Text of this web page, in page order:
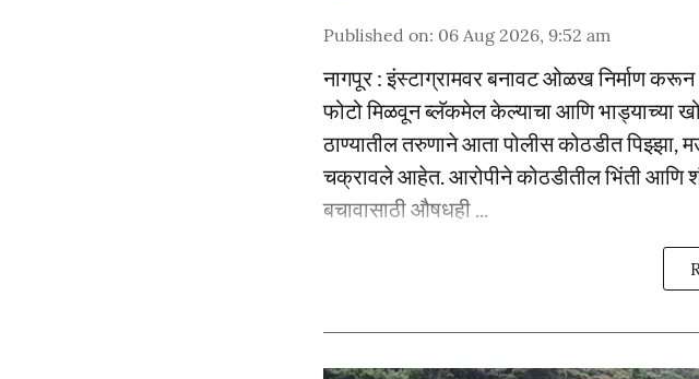
Published on: 06 Aug 2026, 9:52 am
नागपूर : इंस्टाग्रामवर बनावट ओळख निर्माण करून
फोटो मिळवून ब्लॅकमेल केल्याचा आणि भाड्याच्या
ठाण्यातील तरुणाने आता पोलीस कोठडीत पिझ्झा,
चक्रावले आहेत. आरोपीने कोठडीतील भिंती आणि
बचावासाठी औषधही ...